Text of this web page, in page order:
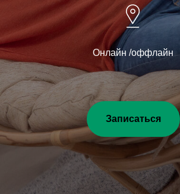
Онлайн /оффлайн
Записаться